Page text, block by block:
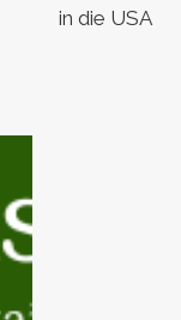
in die USA